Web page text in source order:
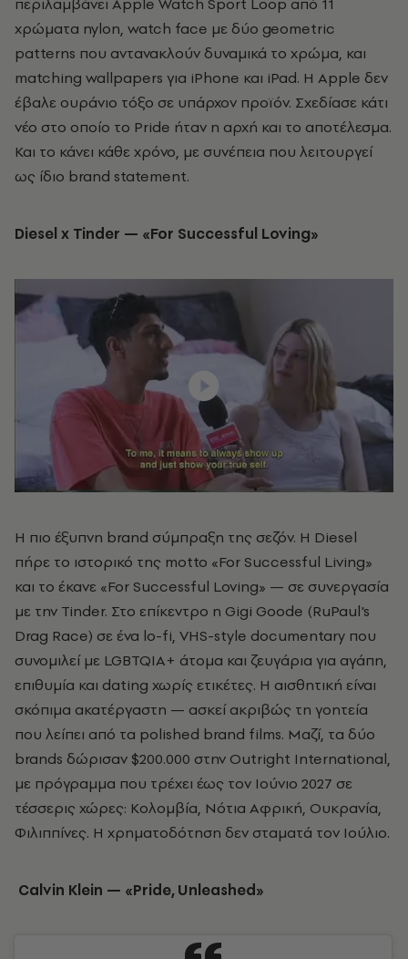
χρώματα nylon, watch face με δύο geometric
patterns που αντανακλούν δυναμικά το χρώμα, και
matching wallpapers για iPhone και iPad. Η Apple δεν
έβαλε ουράνιο τόξο σε υπάρχον προϊόν. Σχεδίασε κάτι
νέο στο οποίο το Pride ήταν η αρχή και το αποτέλεσμα.
Και το κάνει κάθε χρόνο, με συνέπεια που λειτουργεί
ως ίδιο brand statement.
Diesel x Tinder — «For Successful Loving»
Η πιο έξυπνη brand σύμπραξη της σεζόν. Η Diesel
πήρε το ιστορικό της motto «For Successful Living»
και το έκανε «For Successful Loving» — σε συνεργασία
με την Tinder. Στο επίκεντρο η Gigi Goode (RuPaul's
Drag Race) σε ένα lo-fi, VHS-style documentary που
συνομιλεί με LGBTQIA+ άτομα και ζευγάρια για αγάπη,
επιθυμία και dating χωρίς ετικέτες. Η αισθητική είναι
σκόπιμα ακατέργαστη — ασκεί ακριβώς τη γοητεία
που λείπει από τα polished brand films. Μαζί, τα δύο
brands δώρισαν $200.000 στην Outright International,
με πρόγραμμα που τρέχει έως τον Ιούνιο 2027 σε
τέσσερις χώρες: Κολομβία, Νότια Αφρική, Ουκρανία,
Φιλιππίνες. Η χρηματοδότηση δεν σταματά τον Ιούλιο.
Calvin Klein — «Pride, Unleashed»